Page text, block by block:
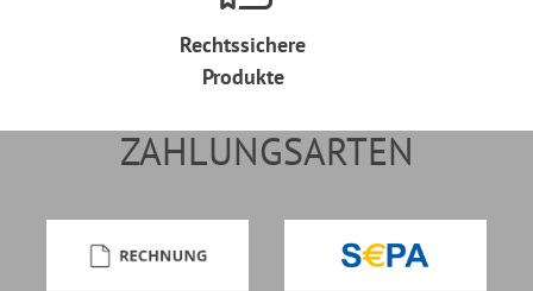
Rechtssichere
Produkte
ZAHLUNGSARTEN